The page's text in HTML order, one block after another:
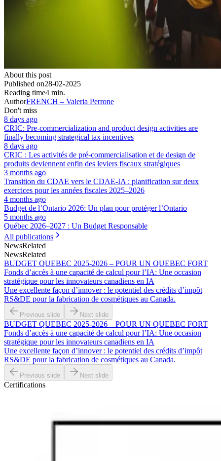
About this post
Published on28-02-2025
Reading time4 min.
AuthorFRENCH – Valeria Perrone
Don't miss
8 days ago
CRIC: Pre-commercialization and product design activities are
finally becoming strategical tax incentives
8 days ago
CRIC : Les activités de pré-commercialisation et de design de
produits deviennent enfin des leviers fiscaux stratégiques
3 months ago
Transition du CDAE vers le CDAE‑IA : planification sur deux
exercices pour les années fiscales 2025–2026
4 months ago
Budget de l’Ontario 2026: Un plan pour protéger l’Ontario
5 months ago
Québec 2026–2027 : Un Budget Responsable
All publications
NewsRelated
NewsRelated
BUDGET QUEBEC 2025-2026 – POUR UN QUEBEC FORT
Fonds d’accès à une capacité de calcul pour l’IA: Une occasion
stratégique pour les innovateurs canadiens en IA
Une excellente façon d’innover : le potentiel des crédits d’impôt
RS&DE pour la fabrication de cosmétiques au Canada.
Previous slide Next slide
BUDGET QUEBEC 2025-2026 – POUR UN QUEBEC FORT
Fonds d’accès à une capacité de calcul pour l’IA: Une occasion
stratégique pour les innovateurs canadiens en IA
Une excellente façon d’innover : le potentiel des crédits d’impôt
RS&DE pour la fabrication de cosmétiques au Canada.
Previous slide Next slide
Certifications